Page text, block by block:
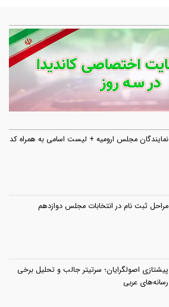
نمایندگان مجلس ارومیه + لیست اسامی به همراه کد
مراحل ثبت نام در انتخابات مجلس دوازدهم
پیشتازی اصولگرایان؛ سرتیتر جالب و تحلیل برخی
رسانه‌های عربی